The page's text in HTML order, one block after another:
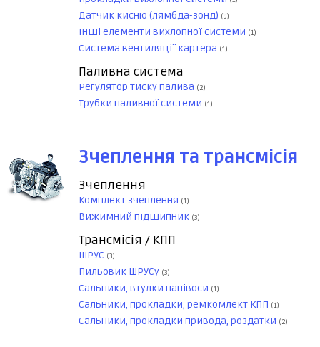
Датчик кисню (лямбда-зонд) (9)
Інші елементи вихлопної системи (1)
Система вентиляції картера (1)
Паливна система
Регулятор тиску палива (2)
Трубки паливної системи (1)
Зчеплення та трансмісія
Зчеплення
Комплект зчеплення (1)
Вижимний підшипник (3)
Трансмісія / КПП
ШРУС (3)
Пильовик ШРУСу (3)
Сальники, втулки напівоси (1)
Сальники, прокладки, ремкомлект КПП (1)
Сальники, прокладки привода, роздатки (2)